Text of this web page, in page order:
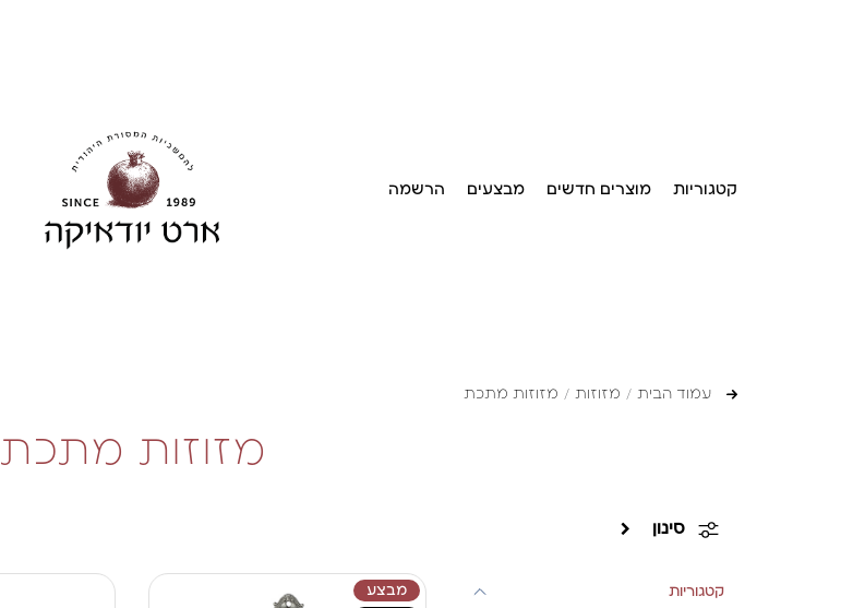
קטגוריות מוצרים חדשים מבצעים הרשמה
עמוד הבית מזוזות מזוזות מתכת
מזוזות מתכת
סינון
קטגוריות
מבצע